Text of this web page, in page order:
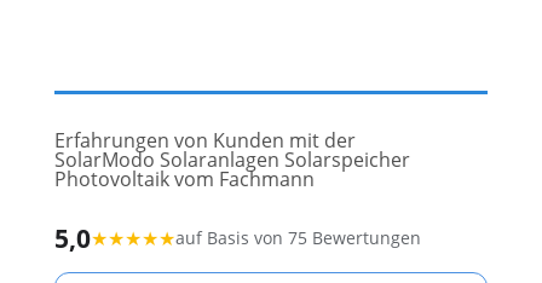
Erfahrungen von Kunden mit der
SolarModo Solaranlagen Solarspeicher
Photovoltaik vom Fachmann
5,0★★★★★auf Basis von 75 Bewertungen